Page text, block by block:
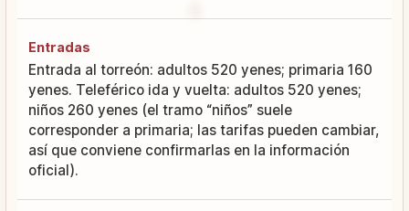
Entradas
Entrada al torreón: adultos 520 yenes; primaria 160
yenes. Teleférico ida y vuelta: adultos 520 yenes;
niños 260 yenes (el tramo “niños” suele
corresponder a primaria; las tarifas pueden cambiar,
así que conviene confirmarlas en la información
oficial).